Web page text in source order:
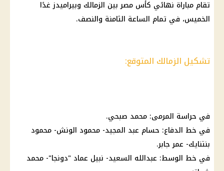
تقام مباراة نهائي كأس مصر بين الزمالك وبيراميدز غدًا
الخميس، في تمام الساعة الثامنة والنصف.
تشكيل الزمالك المتوقع:
في حراسة المرمى: محمد صبحي.
في خط الدفاع: حسام عبد المجيد- محمود الونش- محمود
بنتنايك- عمر جابر.
في خط الوسط: عبدالله السعيد- نبيل عماد "دونجا"- محمد